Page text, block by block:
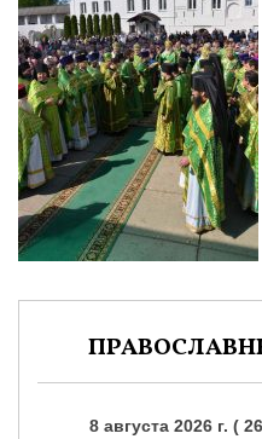
8 августа 2026 г. (